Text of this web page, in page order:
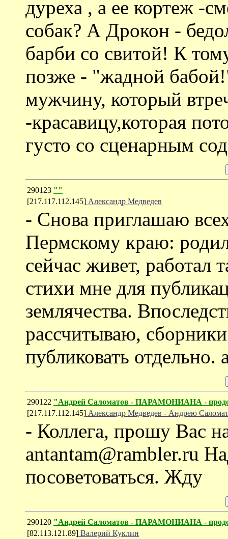
дуреха , а ее кортеж -
собак? А Дрокон -
барби со свитой! К
позже - "жадной
мужчину, который
-красавицу,которая
густо со сценарным
290123 ""
[217.117.112.145] Александр Медведев
- Снова приглашаю
Пермскому краю:
сейчас живет, работал
стихи мне для
землячества.
рассчитываю,
публиковать
290122 "Андрей Саломатов - ПАРАМОНИАНА -
[217.117.112.145] Александр Медведев - Андрею
- Коллега, прошу Вас
antantam@rambler.ru
посоветоваться. Жду
290120 "Андрей Саломатов - ПАРАМОНИАНА -
[82.113.121.89] Валерий Куклин